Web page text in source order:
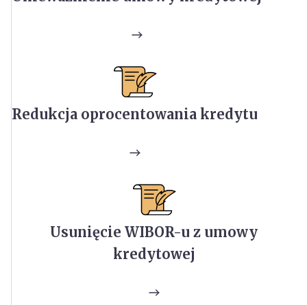
Redukcja oprocentowania kredytu
Usunięcie WIBOR-u z umowy
kredytowej